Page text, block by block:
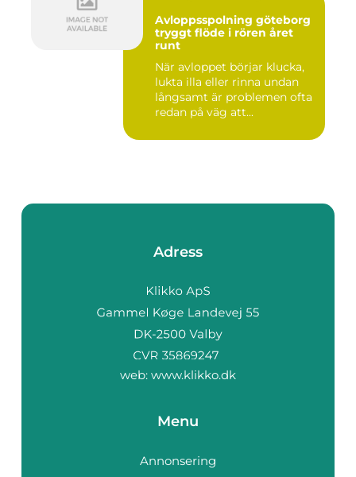
Avloppsspolning göteborg
tryggt flöde i rören året
runt
När avloppet börjar klucka,
lukta illa eller rinna undan
långsamt är problemen ofta
redan på väg att...
Adress
web: www.klikko.dk
Menu
Annonsering